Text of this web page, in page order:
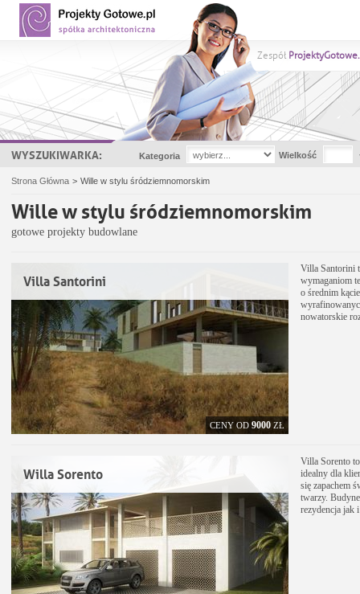
Zespół
WYSZUKIWARKA: Kategoria Wielkość
Strona Główna > Wille w stylu śródziemnomorskim
Wille w stylu śródziemnomorskim
gotowe projekty budowlane
Villa Santorini
CENY OD 9000ZŁ
Villa Santorini
wymaganiom
o średnim
nowatorskie
Willa Sorento
Villa Sorento
idealny dla
się zapachem
twarzy.
rezydencja jak